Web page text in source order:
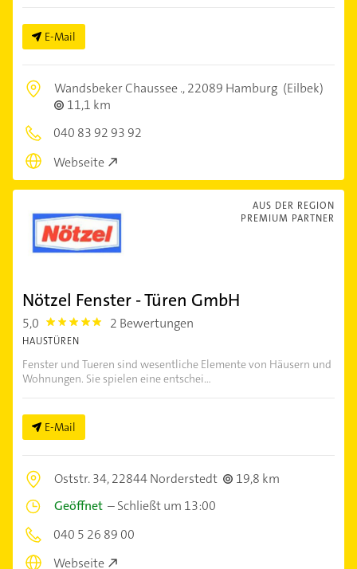
E-Mail
Wandsbeker Chaussee .,22089 Hamburg (Eilbek)
11,1 km
040 83 92 93 92
Webseite
AUS DER REGION
PREMIUM PARTNER
Nötzel Fenster - Türen GmbH
5,0 5.0 2 Bewertungen
HAUSTÜREN
Fenster und Tueren sind wesentliche Elemente von Häusern und
Wohnungen. Sie spielen eine entschei...
E-Mail
Oststr. 34,22844 Norderstedt
19,8 km
Geöffnet –Schließt um 13:00
040 5 26 89 00
Webseite